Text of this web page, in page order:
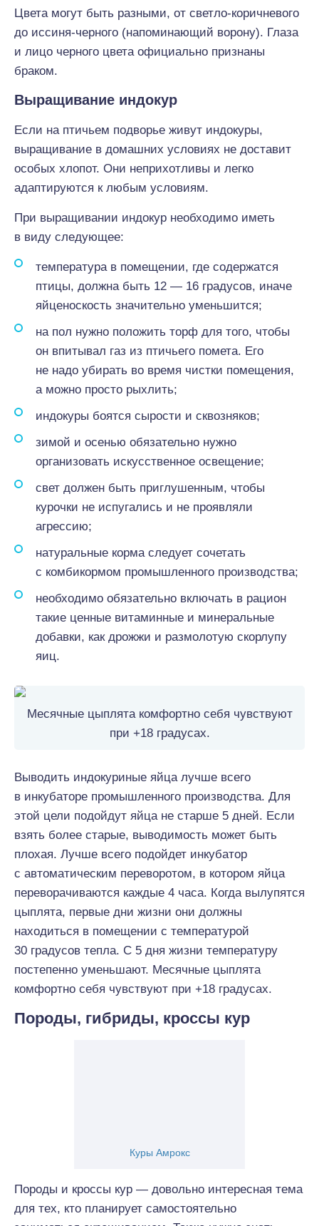
Цвета могут быть разными, от светло-коричневого
до иссиня-черного (напоминающий ворону). Глаза
и лицо черного цвета официально признаны
браком.
Выращивание индокур
Если на птичьем подворье живут индокуры,
выращивание в домашних условиях не доставит
особых хлопот. Они неприхотливы и легко
адаптируются к любым условиям.
При выращивании индокур необходимо иметь
в виду следующее:
температура в помещении, где содержатся
птицы, должна быть 12 — 16 градусов, иначе
яйценоскость значительно уменьшится;
на пол нужно положить торф для того, чтобы
он впитывал газ из птичьего помета. Его
не надо убирать во время чистки помещения,
а можно просто рыхлить;
индокуры боятся сырости и сквозняков;
зимой и осенью обязательно нужно
организовать искусственное освещение;
свет должен быть приглушенным, чтобы
курочки не испугались и не проявляли
агрессию;
натуральные корма следует сочетать
с комбикормом промышленного производства;
необходимо обязательно включать в рацион
такие ценные витаминные и минеральные
добавки, как дрожжи и размолотую скорлупу
яиц.
Месячные цыплята комфортно себя чувствуют
при +18 градусах.
Выводить индокуриные яйца лучше всего
в инкубаторе промышленного производства. Для
этой цели подойдут яйца не старше 5 дней. Если
взять более старые, выводимость может быть
плохая. Лучше всего подойдет инкубатор
с автоматическим переворотом, в котором яйца
переворачиваются каждые 4 часа. Когда вылупятся
цыплята, первые дни жизни они должны
находиться в помещении с температурой
30 градусов тепла. С 5 дня жизни температуру
постепенно уменьшают. Месячные цыплята
комфортно себя чувствуют при +18 градусах.
Породы, гибриды, кроссы кур
Куры Амрокс
Породы и кроссы кур — довольно интересная тема
для тех, кто планирует самостоятельно